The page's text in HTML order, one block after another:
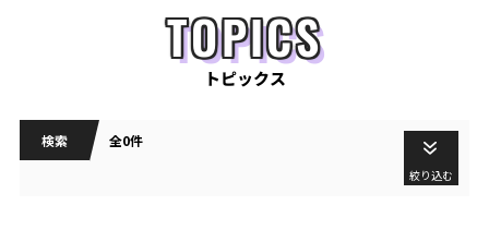
TOPICS
トピックス
検索 全0件
絞り込む